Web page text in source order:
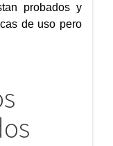
probados y
de uso pero